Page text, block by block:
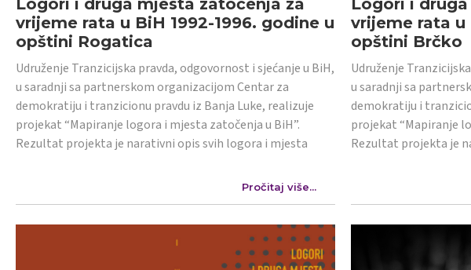
vrijeme rata u BiH 1992-1996. godine u
opštini Rogatica
Udruženje Tranzicijska pravda, odgovornost i sjećanje u BiH,
u saradnji sa partnerskom organizacijom Centar za
demokratiju i tranzicionu pravdu iz Banja Luke, realizuje
projekat “Mapiranje logora i mjesta zatočenja u BiH”.
Rezultat projekta je narativni opis svih logora i mjesta
Pročitaj više...
vrijeme rata u
opštini Brčko
Udruženje
u saradnji sa
demokratiju i
projekat “Mapiranje
Rezultat projekta je